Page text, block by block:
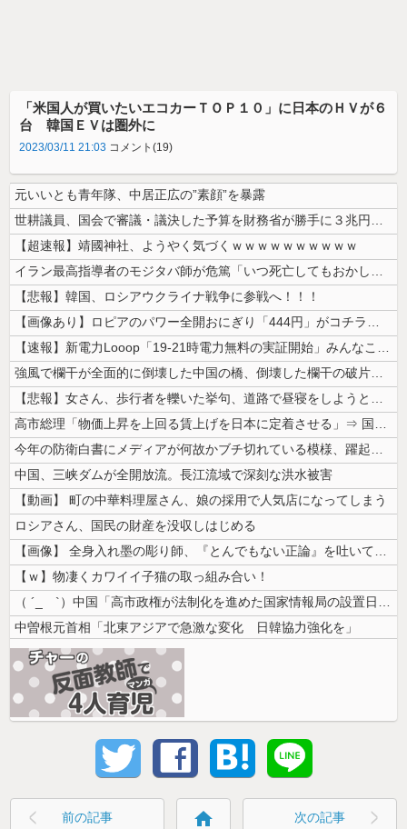
「米国人が買いたいエコカーＴＯＰ１０」に日本のＨＶが６
台 韓国ＥＶは圏外に
2023/03/11 21:03 コメント(19)
元いいとも青年隊、中居正広の”素顔”を暴露
世耕議員、国会で審議・議決した予算を財務省が勝手に３兆円動かしていると...
【超速報】靖國神社、ようやく気づくｗｗｗｗｗｗｗｗｗｗ
イラン最高指導者のモジタバ師が危篤「いつ死亡してもおかしくない」…イラ...
【悲報】韓国、ロシアウクライナ戦争に参戦へ！！！
【画像あり】ロピアのパワー全開おにぎり「444円」がコチラｗｗｗｗｗ
【速報】新電力Looop「19-21時電力無料の実証開始」みんなこれに...
強風で欄干が全面的に倒壊した中国の橋、倒壊した欄干の破片を調べると凄ま...
【悲報】女さん、歩行者を轢いた挙句、道路で昼寝をしようとしてしまう
高市総理「物価上昇を上回る賃上げを日本に定着させる」⇒ 国家公務員月...
今年の防衛白書にメディアが何故かブチ切れている模様、躍起になって批判す...
中国、三峡ダムが全開放流。長江流域で深刻な洪水被害
【動画】 町の中華料理屋さん、娘の採用で人気店になってしまう
ロシアさん、国民の財産を没収しはじめる
【画像】 全身入れ墨の彫り師、『とんでもない正論』を吐いて30万再生さ...
【ｗ】物凄くカワイイ子猫の取っ組み合い！
（ ´_ゝ`）中国「高市政権が法制化を進めた国家情報局の設置日が7月3...
中曽根元首相「北東アジアで急激な変化 日韓協力強化を」
前の記事 home 次の記事